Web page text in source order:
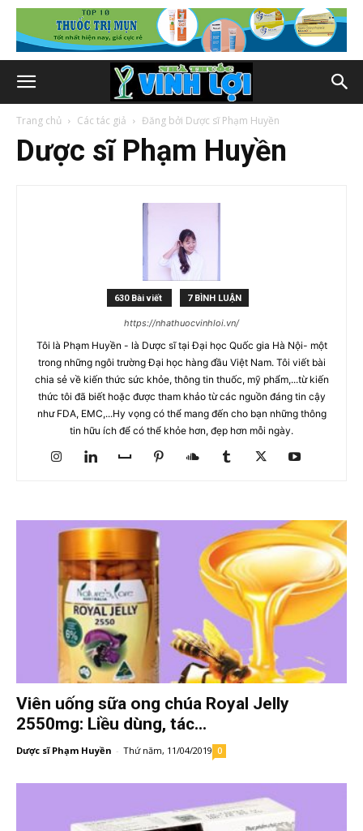
Trang chủ Các tác giả Đăng bởi Dược sĩ Phạm Huyền
Dược sĩ Phạm Huyền
630 Bài viết 7 BÌNH LUẬN
https://nhathuocvinhloi.vn/
Tôi là Phạm Huyền - là Dược sĩ tại Đại học Quốc gia Hà Nội- một
trong những ngôi trường Đại học hàng đầu Việt Nam. Tôi viết bài
chia sẻ về kiến thức sức khỏe, thông tin thuốc, mỹ phẩm,...từ kiến
thức tôi đã biết hoặc được tham khảo từ các nguồn đáng tin cậy
như FDA, EMC,...Hy vọng có thể mang đến cho bạn những thông
tin hữu ích để có thể khỏe hơn, đẹp hơn mỗi ngày.
Viên uống sữa ong chúa Royal Jelly
2550mg: Liều dùng, tác...
Dược sĩ Phạm Huyền - Thứ năm, 11/04/2019 0